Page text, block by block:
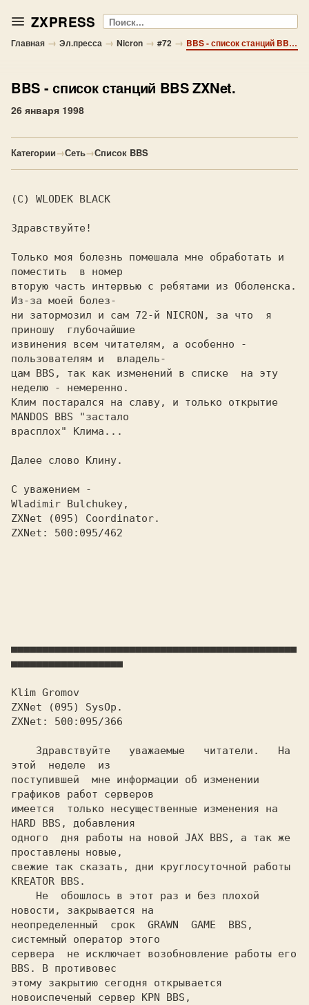
ZXPRESS Поиск
Главная → Эл.пресса → Nicron → #72 → BBS - список станций BBS ZXNet.
BBS - список станций BBS ZXNet.
26 января 1998
Категории→Сеть→Список BBS
(C) WLODEK BLACK
Здравствуйте!
Только моя болезнь помешала мне обработать и
поместить  в номер
вторую часть интервью с ребятами из Оболенска.
Из-за моей болез-
ни затормозил и сам 72-й NICRON, за что  я
приношу  глубочайшие
извинения всем читателям, а особенно -
пользователям и  владель-
цам BBS, так как изменений в списке  на эту
неделю - немеренно.
MANDOS BBS
"застало
врасплох" Клима...
Далее слово Клину.
■■■■■■■■■■■■■■■■■■■■■■■■■■■■■■■■■■■■■■■■■■■■■■
■■■■■■■■■■■■■■■■■■
этой  неделе  из
поступившей  мне информации об изменении
графиков работ серверов
имеется  только несущественные изменения на
HARD BBS, добавления
одного  дня работы на новой JAX BBS, а так же
проставлены новые,
свежие так сказать, дни круглосуточной работы
KREATOR BBS.
новости, закрывается на
неопределенный  срок  GRAWN  GAME  BBS,
системный оператор этого
сервера  не исключает возобновление работы его
BBS. В противовес
этому закрытию сегодня открывается
новоиспеченый сервер KPN BBS,